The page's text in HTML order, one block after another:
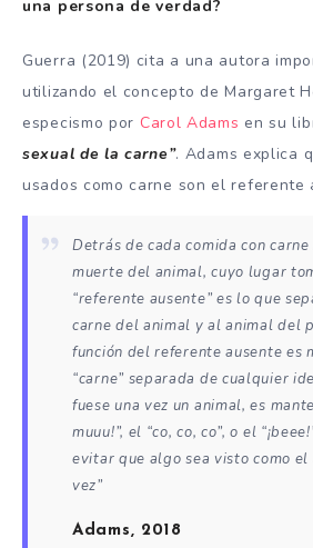
una persona de verdad?
Guerra (2019) cita a una autora
utilizando el concepto de Margaret
especismo por Carol Adams en su
sexual de la carne”. Adams explica
usados como carne son el referente
Detrás de cada comida con
muerte del animal, cuyo lugar
“referente ausente” es lo que
carne del animal y al animal del
función del referente ausente es
“carne” separada de cualquier
fuese una vez un animal, es
muuu!”, el “co, co, co”, o el
evitar que algo sea visto como el
vez”
Adams, 2018